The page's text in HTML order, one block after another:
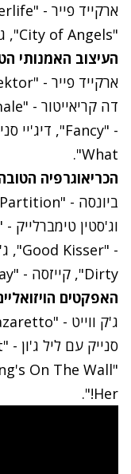
"City of Angels", ג'ספלסטיין - "Hate Or Glory.
העיצוב האמנותי
What".
הכריאוגרפיה
Dirty", קייזסה - "Hideaway"
האפקטים
Her!".